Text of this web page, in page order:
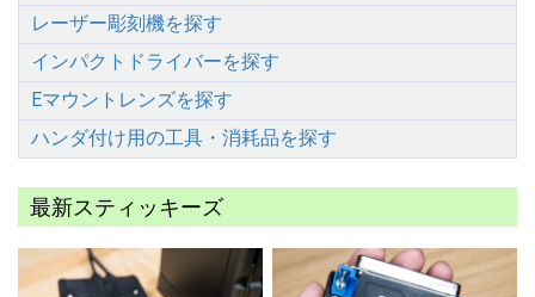
レーザー彫刻機を探す
インパクトドライバーを探す
Eマウントレンズを探す
ハンダ付け用の工具・消耗品を探す
最新スティッキーズ